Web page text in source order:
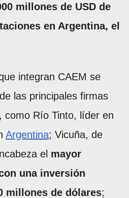
millones de USD de
en Argentina, el
integran CAEM se
las principales firmas
como Río Tinto, líder en
Argentina; Vicuña, de
el mayor
una inversión
millones de dólares;